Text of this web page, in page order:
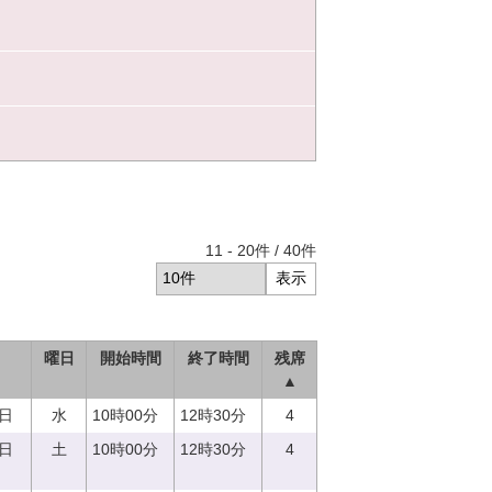
11 - 20件 / 40件
曜日 開始時間 終了時間
残席
▲
水 10時00分 12時30分
4
土 10時00分 12時30分 4